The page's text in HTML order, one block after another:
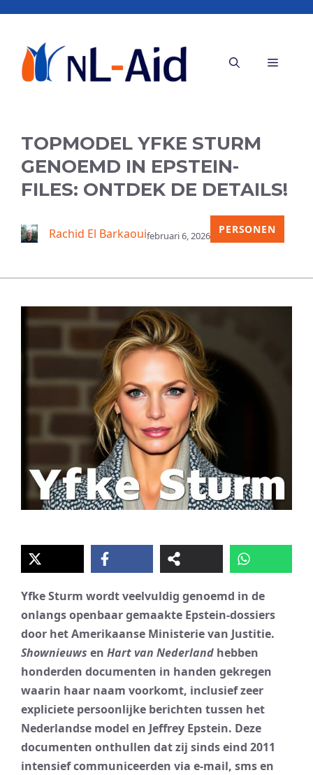
inhoud
Menu
TOPMODEL YFKE STURM
GENOEMD IN EPSTEIN-
FILES: ONTDEK DE DETAILS!
Rachid El Barkaouifebruari 6, 2026 PERSONEN
Yfke Sturm wordt veelvuldig genoemd in de
onlangs openbaar gemaakte Epstein-dossiers
door het Amerikaanse Ministerie van Justitie.
Shownieuws en Hart van Nederland hebben
honderden documenten in handen gekregen
waarin haar naam voorkomt, inclusief zeer
expliciete persoonlijke berichten tussen het
Nederlandse model en Jeffrey Epstein. Deze
documenten onthullen dat zij sinds eind 2011
intensief communiceerden via e-mail, sms en